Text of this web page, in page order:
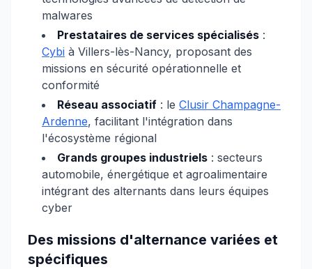
malwares
Prestataires de services spécialisés :
Cybi à Villers-lès-Nancy, proposant des
missions en sécurité opérationnelle et
conformité
Réseau associatif : le Clusir Champagne-
Ardenne, facilitant l'intégration dans
l'écosystème régional
Grands groupes industriels : secteurs
automobile, énergétique et agroalimentaire
intégrant des alternants dans leurs équipes
cyber
Des missions d'alternance variées et
spécifiques